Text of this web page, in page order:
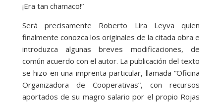
¡Era tan chamaco!”
Será precisamente Roberto Lira Leyva quien
finalmente conozca los originales de la citada obra e
introduzca algunas breves modificaciones, de
común acuerdo con el autor. La publicación del texto
se hizo en una imprenta particular, llamada “Oficina
Organizadora de Cooperativas”, con recursos
aportados de su magro salario por el propio Rojas